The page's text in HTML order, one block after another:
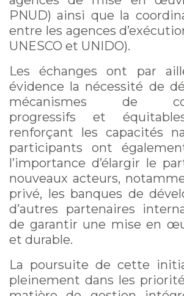
PNUD) ainsi que la
entre les agences
UNESCO et UNIDO).
Les échanges ont par
évidence la nécessité de
mécanismes de
progressifs et
renforçant les capacités
participants ont
l’importance d’élargir le
nouveaux acteurs,
privé, les banques de
d’autres partenaires
de garantir une mise en
et durable.
La poursuite de cette
pleinement dans les